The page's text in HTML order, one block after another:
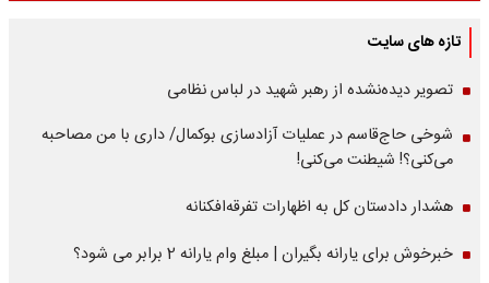
تازه های سایت
تصویر دیده‌نشده از رهبر شهید در لباس نظامی
شوخی حاج‌قاسم در عملیات آزادسازی بوکمال/ داری با من مصاحبه‌
می‌کنی؟! شیطنت می‌کنی!
هشدار دادستان کل به اظهارات تفرقه‌افکنانه
خبرخوش برای یارانه بگیران | مبلغ وام یارانه 2 برابر می شود؟